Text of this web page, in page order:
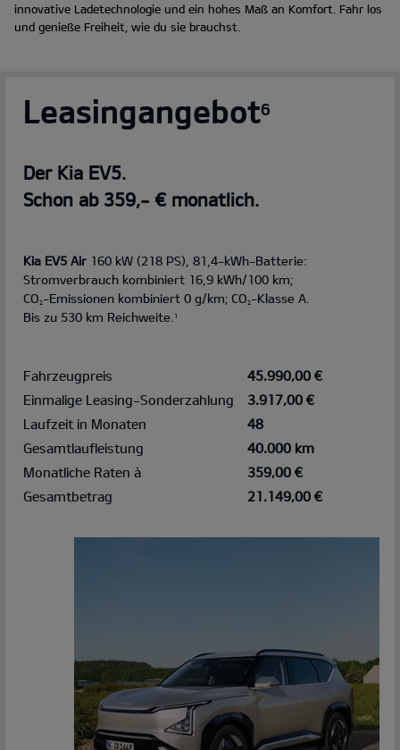
innovative Ladetechnologie und ein hohes Maß an Komfort. Fahr los
und genieße Freiheit, wie du sie brauchst.
Leasingangebot6
Der Kia EV5.
Schon ab 359,- € monatlich.
Kia EV5 Air 160 kW (218 PS), 81,4-kWh-Batterie:
Stromverbrauch kombiniert 16,9 kWh/100 km;
CO2-Emissionen kombiniert 0 g/km; CO2-Klasse A.
Bis zu 530 km Reichweite.
1
Fahrzeugpreis
45.990,00 €
Einmalige Leasing-Sonderzahlung
3.917,00 €
Laufzeit in Monaten
48
Gesamtlaufleistung
40.000 km
Monatliche Raten à
359,00 €
Gesamtbetrag
21.149,00 €